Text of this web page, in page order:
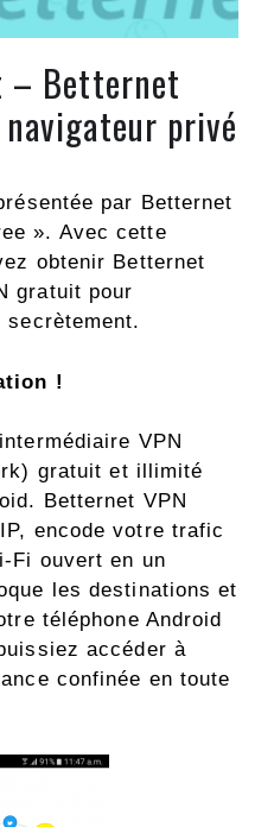
– Betternet
privé
par Betternet
». Avec cette
obtenir Betternet
gratuit pour
!
VPN
gratuit et illimité
Betternet VPN
encode votre trafic
Fi ouvert en un
les destinations et
téléphone Android
accéder à
confinée en toute